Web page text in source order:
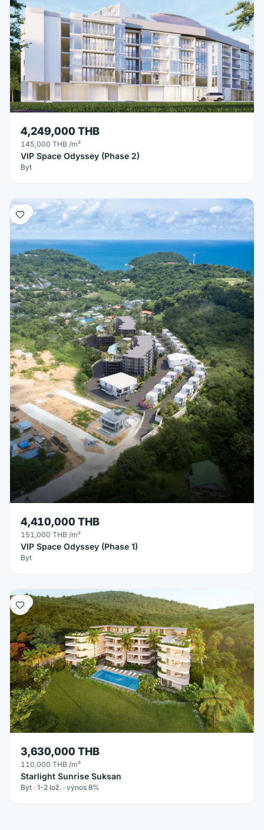
4,249,000 THB
145,000 THB /m²
VIP Space Odyssey (Phase 2)
Byt
Byt
4,410,000 THB
151,000 THB /m²
VIP Space Odyssey (Phase 1)
Byt
Byt
3,630,000 THB
110,000 THB /m²
Starlight Sunrise Suksan
Byt · 1-2 lož. · výnos 8%